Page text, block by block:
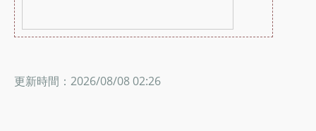
更新時間：2026/08/08 02:26